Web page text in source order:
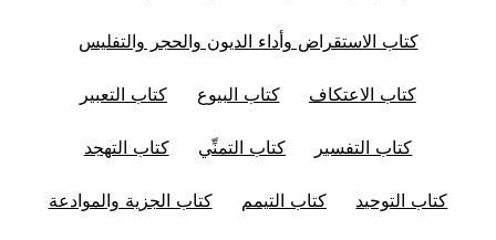
كتاب الاستقراض وأداء الديون والحجر والتفليس
كتاب الاعتكاف كتاب البيوع كتاب التعبير
كتاب التفسير كتاب التمنِّي كتاب التهجد
كتاب التوحيد كتاب التيمم كتاب الجزية والموادعة